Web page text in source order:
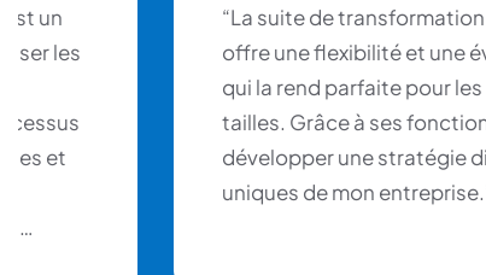
un
les
et
“La suite de
offre une flexibilité et une
qui la rend parfaite pour
tailles. Grâce à ses
développer une stratégie
uniques de mon